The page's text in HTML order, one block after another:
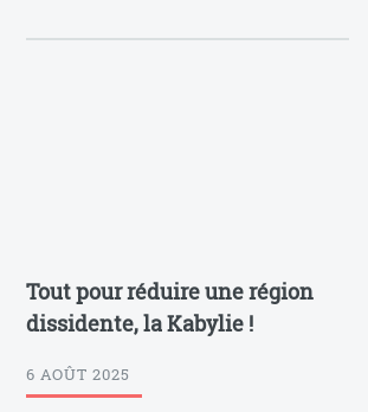
Tout pour réduire une région
dissidente, la Kabylie !
6 AOÛT 2025